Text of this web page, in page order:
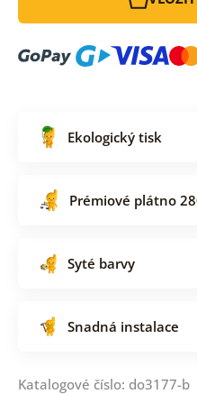
Ekologický tisk
Prémiové plátno
Syté barvy
Snadná instalace
Katalogové číslo: do3177-